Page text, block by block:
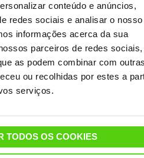
conteúdo e anúncios,
redes sociais e analisar o nosso
informações acerca da sua
parceiros de redes
as podem combinar com
ou recolhidas por estes a
serviços.
TODOS OS COOKIES
ao Cliente